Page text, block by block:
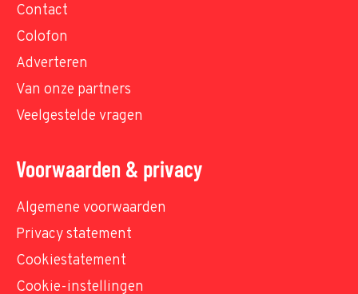
Contact
Colofon
Adverteren
Van onze partners
Veelgestelde vragen
Voorwaarden & privacy
Algemene voorwaarden
Privacy statement
Cookiestatement
Cookie-instellingen